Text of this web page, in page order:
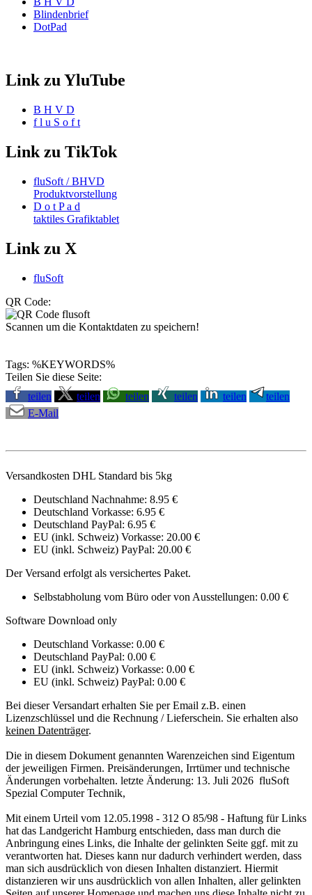
Blindenbrief
DotPad
Link zu YluTube
B H V D
f l u S o f t
Link zu TikTok
fluSoft / BHVD
Produktvorstellung
D o t P a d
taktiles Grafiktablet
Link zu X
fluSoft
QR Code:
Scannen um die Kontaktdaten zu speichern!
Tags: %KEYWORDS%
Teilen Sie diese Seite:
teilen
teilen teilen teilen teilen
teilen
E-Mail
Versandkosten DHL Standard bis 5kg
Deutschland Nachnahme: 8.95 €
Deutschland Vorkasse: 6.95 €
Deutschland PayPal: 6.95 €
EU (inkl. Schweiz) Vorkasse: 20.00 €
EU (inkl. Schweiz) PayPal: 20.00 €
Der Versand erfolgt als versichertes Paket.
Selbstabholung vom Büro oder von Ausstellungen: 0.00 €
Software Download only
Deutschland Vorkasse: 0.00 €
Deutschland PayPal: 0.00 €
EU (inkl. Schweiz) Vorkasse: 0.00 €
EU (inkl. Schweiz) PayPal: 0.00 €
Bei dieser Versandart erhalten Sie per Email z.B. einen
Lizenzschlüssel und die Rechnung / Lieferschein. Sie erhalten also
keinen Datenträger.
Die in diesem Dokument genannten Warenzeichen sind Eigentum
der jeweiligen Firmen. Preisänderungen, Irrtümer und technische
Änderungen vorbehalten. letzte Änderung: 13. Juli 2026 fluSoft
Spezial Computer Technik,
Mit einem Urteil vom 12.05.1998 - 312 O 85/98 - Haftung für Links
hat das Landgericht Hamburg entschieden, dass man durch die
Anbringung eines Links, die Inhalte der gelinkten Seite ggf. mit zu
verantworten hat. Dieses kann nur dadurch verhindert werden, dass
man sich ausdrücklich von diesen Inhalten distanziert. Hiermit
distanzieren wir uns ausdrücklich von allen Inhalten, aller gelinkten